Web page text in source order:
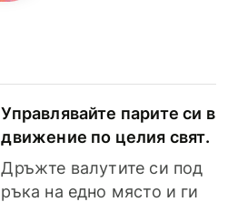
Управлявайте парите си в
движение по целия свят.
Дръжте валутите си под
ръка на едно място и ги